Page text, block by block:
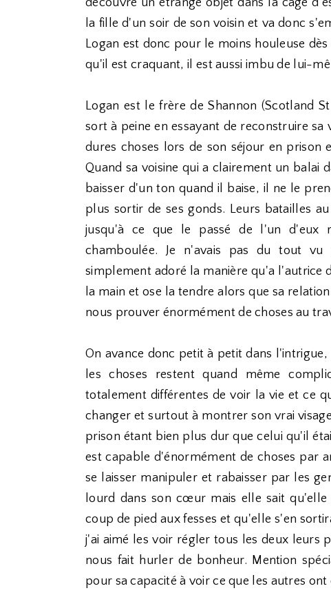
découvre un étrange objet dans la cage
la fille d'un soir de son voisin et va donc
Logan est donc pour le moins houleuse
qu'il est craquant, il est aussi imbu de lui-
Logan est le frère de Shannon (Scotland
sort à peine en essayant de reconstruire
dures choses lors de son séjour en
Quand sa voisine qui a clairement un balai
baisser d'un ton quand il baise, il ne le
plus sortir de ses gonds. Leurs batailles
jusqu'à ce que le passé de l'un d'eux
chamboulée. Je n'avais pas du tout
simplement adoré la manière qu'a l'autrice
la main et ose la tendre alors que sa
nous prouver énormément de choses au
On avance donc petit à petit dans
les choses restent quand même
totalement différentes de voir la vie et ce
changer et surtout à montrer son vrai
prison étant bien plus dur que celui qu'il
est capable d'énormément de choses par
se laisser manipuler et rabaisser par les
lourd dans son cœur mais elle sait
coup de pied aux fesses et qu'elle s'en
j'ai aimé les voir régler tous les deux leurs
nous fait hurler de bonheur. Mention
pour sa capacité à voir ce que les autres